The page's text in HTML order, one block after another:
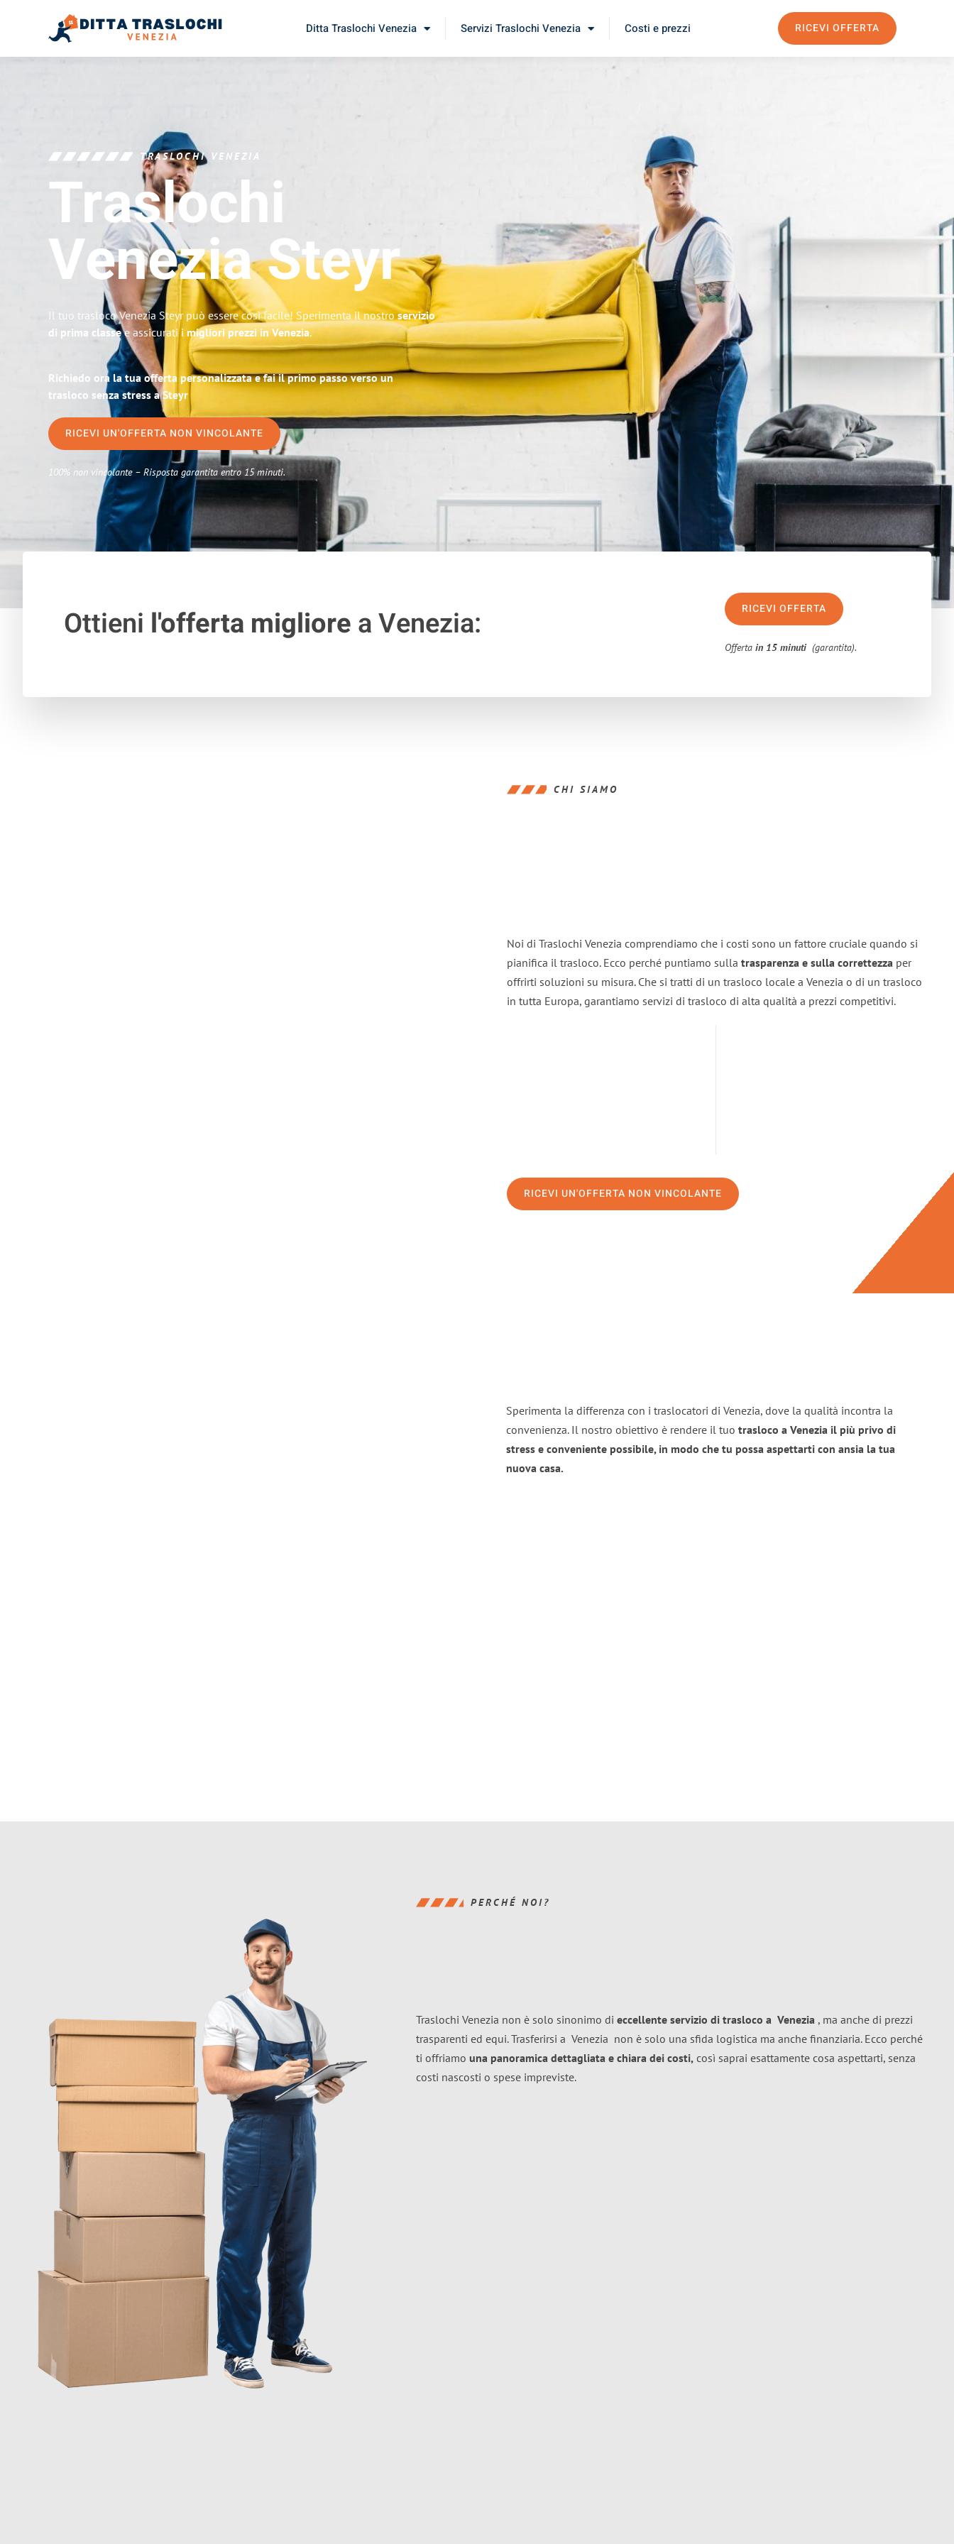
Ditta Traslochi Venezia Servizi Traslochi Venezia Costi e prezzi RICEVI OFFERTA
TRASLOCHI VENEZIA
Traslochi
VeneziaSteyr
Il tuo trasloco Venezia Steyr può essere così facile! Sperimenta il nostroservizio
di prima classee assicurati i migliori prezzi in Venezia.
Richiedo ora la tua offerta personalizzata e fai il primo passo verso un
trasloco senza stress a Steyr
RICEVI UN'OFFERTA NON VINCOLANTE
100% non vincolante – Risposta garantita entro 15 minuti.
Ottieni l'offerta migliorea Venezia: RICEVI OFFERTA
Offertain 15 minuti (garantita).
CHI SIAMO
Noi di Traslochi Venezia comprendiamo che i costi sono un fattore cruciale quando si
pianifica il trasloco. Ecco perché puntiamo sulla trasparenza e sulla correttezza per
offrirti soluzioni su misura. Che si tratti di un trasloco locale a Venezia o di un trasloco
in tutta Europa, garantiamo servizi di trasloco di alta qualità a prezzi competitivi.
RICEVI UN'OFFERTA NON VINCOLANTE
Sperimenta la differenza con i traslocatori di Venezia, dove la qualità incontra la
convenienza. Il nostro obiettivo è rendere il tuo trasloco a Venezia il più privo di
stress e conveniente possibile, in modo che tu possa aspettarti con ansia la tua
nuova casa.
PERCHÉ NOI?
Traslochi Venezia non è solo sinonimo di eccellente servizio di trasloco a Venezia , ma anche di prezzi
trasparenti ed equi. Trasferirsi a Venezia non è solo una sfida logistica ma anche finanziaria. Ecco perché
ti offriamo una panoramica dettagliata e chiara dei costi, così saprai esattamente cosa aspettarti, senza
costi nascosti o spese impreviste.